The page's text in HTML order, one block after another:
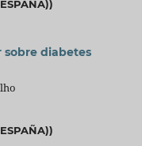
sobre diabetes